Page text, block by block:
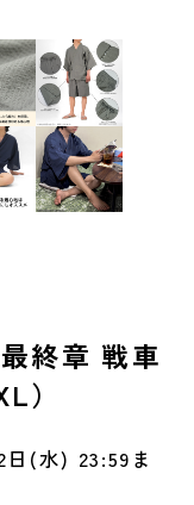
終章 戦車
）
日(水) 23:59ま